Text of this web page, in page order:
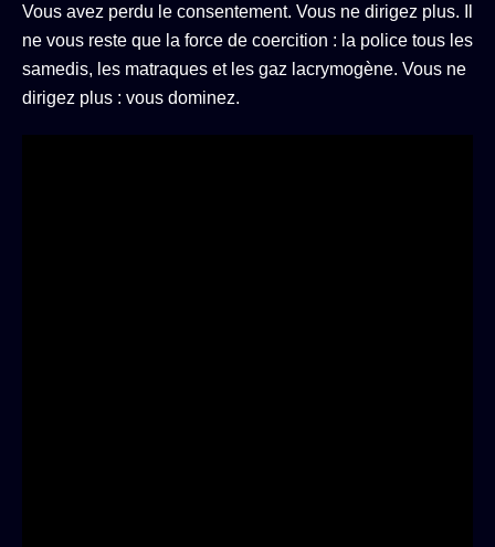
Vous avez perdu le consentement. Vous ne dirigez plus. Il
ne vous reste que la force de coercition : la police tous les
samedis, les matraques et les gaz lacrymogène. Vous ne
dirigez plus : vous dominez.